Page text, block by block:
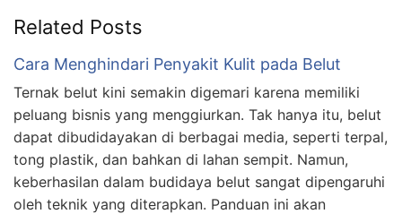
Related Posts
Cara Menghindari Penyakit Kulit pada Belut
Ternak belut kini semakin digemari karena memiliki
peluang bisnis yang menggiurkan. Tak hanya itu, belut
dapat dibudidayakan di berbagai media, seperti terpal,
tong plastik, dan bahkan di lahan sempit. Namun,
keberhasilan dalam budidaya belut sangat dipengaruhi
oleh teknik yang diterapkan. Panduan ini akan